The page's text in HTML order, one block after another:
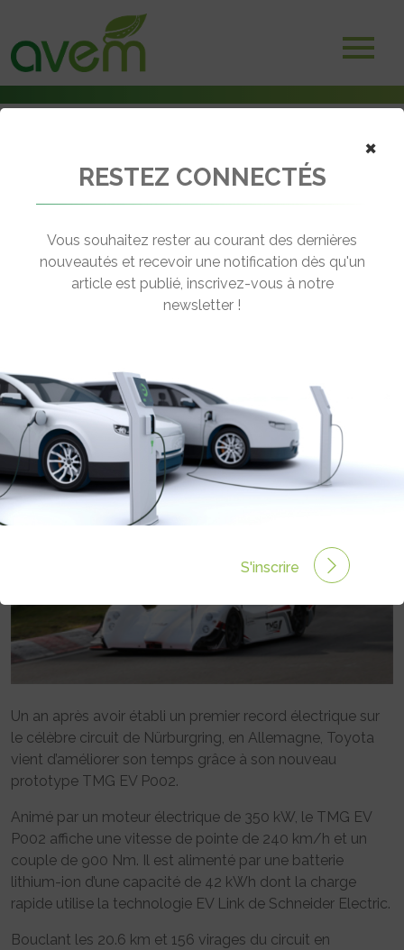
Toyota – Nouveau record électrique au Nürburgring
← Revenir aux actualités
ÉLECTRIQUE AU NÜRBURGRING
Rédigé par le 09 Oct 2012 à 00:00 0 commentaires
Un an après avoir établi un premier record électrique sur
le célèbre circuit de Nürburgring, en Allemagne, Toyota
vient d’améliorer son temps grâce à son nouveau
prototype TMG EV P002.
Animé par un moteur électrique de 350 kW, le TMG EV
P002 affiche une vitesse de pointe de 240 km/h et un
couple de 900 Nm. Il est alimenté par une batterie
lithium-ion d’une capacité de 42 kWh dont la charge
rapide utilise la technologie EV Link de Schneider Electric.
Bouclant les 20.6 km et 156 virages du circuit en
×
RESTEZ CONNECTÉS
Vous souhaitez rester au courant des dernières
nouveautés et recevoir une notification dès qu'un
article est publié, inscrivez-vous à notre
newsletter !
S'inscrire